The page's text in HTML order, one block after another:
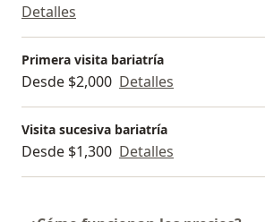
Detalles
Primera visita bariatría
Desde $2,000 Detalles
Visita sucesiva bariatría
Desde $1,300 Detalles